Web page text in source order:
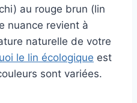
au rouge brun (lin
nuance revient à
naturelle de votre
le lin écologique est
sont variées.